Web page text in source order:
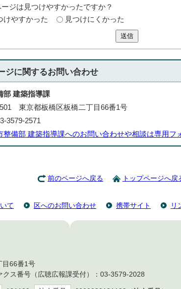
ージは見つけやすかったですか？
けやすかった
見つけにくかった
送信
ジに関するお問い合わせ
部 建築指導課
東京都板橋区板橋二丁目66番1号
3579-2571
整備部 建築指導課へのお問い合わせや相談は専用フ
前のページへ戻る トップページへ戻
て 区へのお問い合わせ 携帯サイト リ
66番1号
ス番号（広聴広報課受付）：03-3579-2028